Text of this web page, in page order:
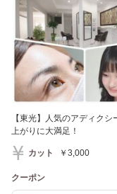
【東光】人気のアディク
上がりに大満足！
カット ￥3,000
クーポン